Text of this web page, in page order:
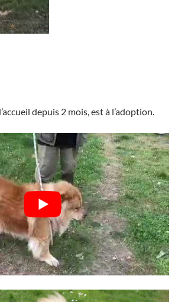
depuis 2 mois, est à l’adoption.